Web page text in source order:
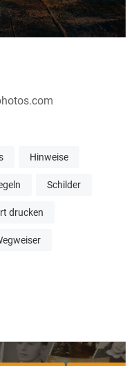
Hinweise
Schilder
drucken